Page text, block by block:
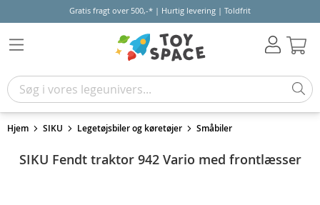
Gratis fragt over 500,-* | Hurtig levering | Toldfrit
Hjem SIKU Legetøjsbiler og køretøjer Småbiler
SIKU Fendt traktor 942 Vario med frontlæsser